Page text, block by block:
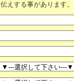
えする事があります。